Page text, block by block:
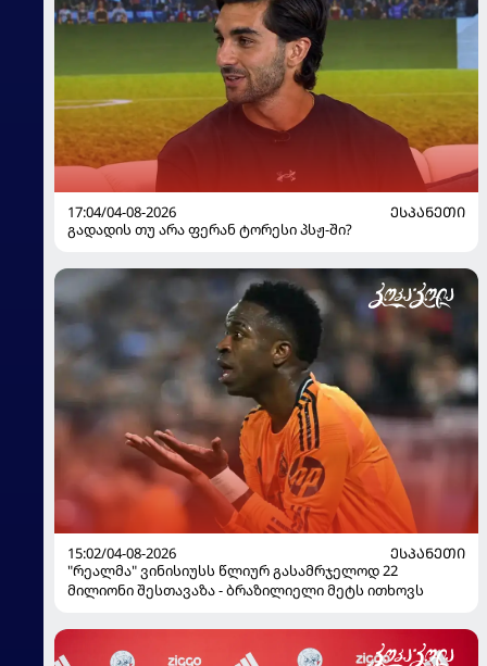
17:04/04-08-2026
ᲔᲡᲞᲐᲜᲔᲗᲘ
გადადის თუ არა ფერან ტორესი პსჟ-ში?
15:02/04-08-2026
ᲔᲡᲞᲐᲜᲔᲗᲘ
"რეალმა" ვინისიუსს წლიურ გასამრჯელოდ 22
მილიონი შესთავაზა - ბრაზილიელი მეტს ითხოვს